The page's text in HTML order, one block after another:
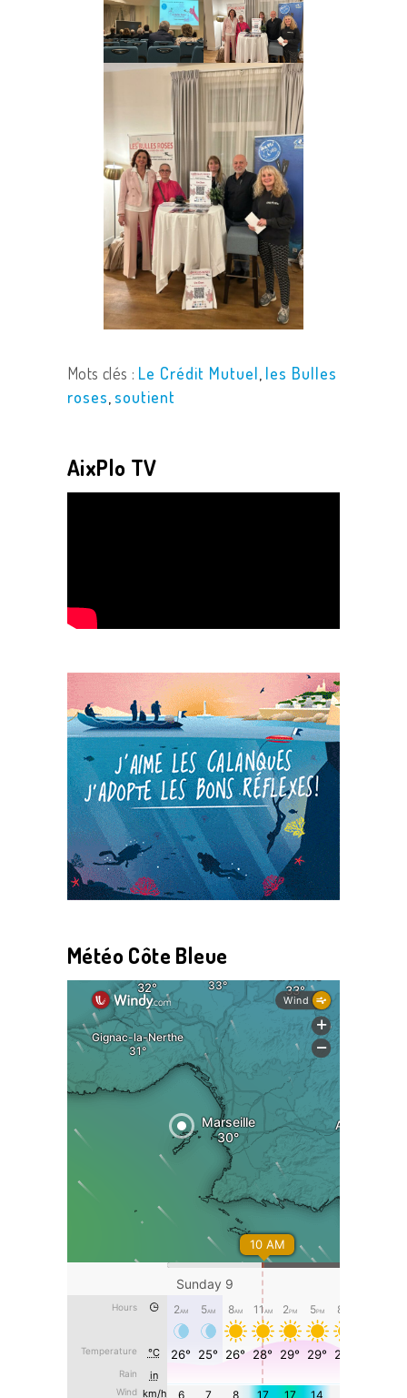
Save
Mots clés : Le Crédit Mutuel les Bulles
roses soutient
AixPlo TV
Météo Côte Bleue